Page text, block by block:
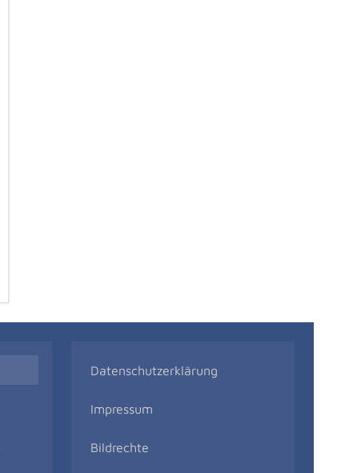
Datenschutzerklärung
Impressum
Bildrechte